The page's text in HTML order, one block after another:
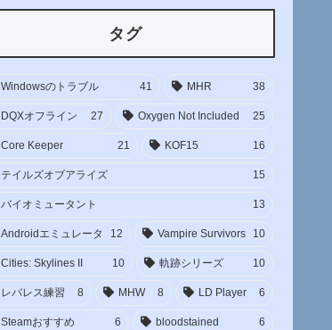
タグ
Windowsのトラブル 41 MHR 38
DQXオフライン 27 Oxygen Not Included 25
Core Keeper 21 KOF15 16
テイルズオブアライズ 15
バイオミュータント 13
Androidエミュレータ 12 Vampire Survivors 10
Cities: Skylines II 10 軌跡シリーズ 10
レバレス練習 8 MHW 8 LD Player 6
Steamおすすめ 6 bloodstained 6